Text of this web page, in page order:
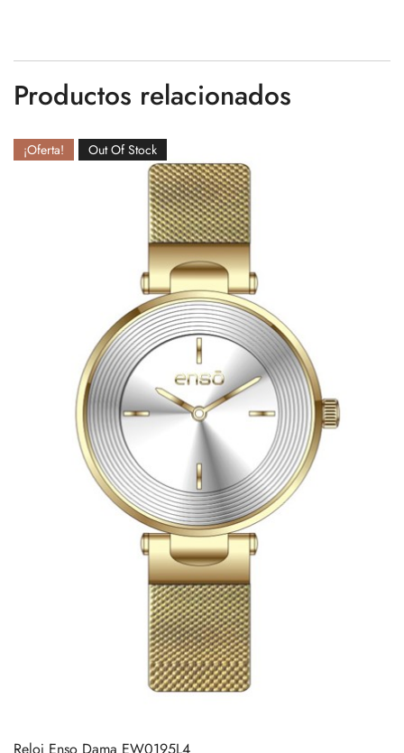
Productos relacionados
¡Oferta! Out Of Stock